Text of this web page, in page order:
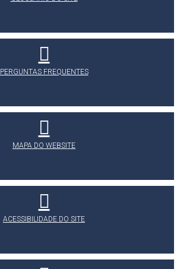
PERGUNTAS FREQUENTES
MAPA DO WEBSITE
ACESSIBILIDADE DO SITE